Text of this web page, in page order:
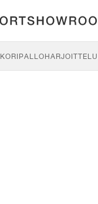
KORIPALLOHARJOITTELU